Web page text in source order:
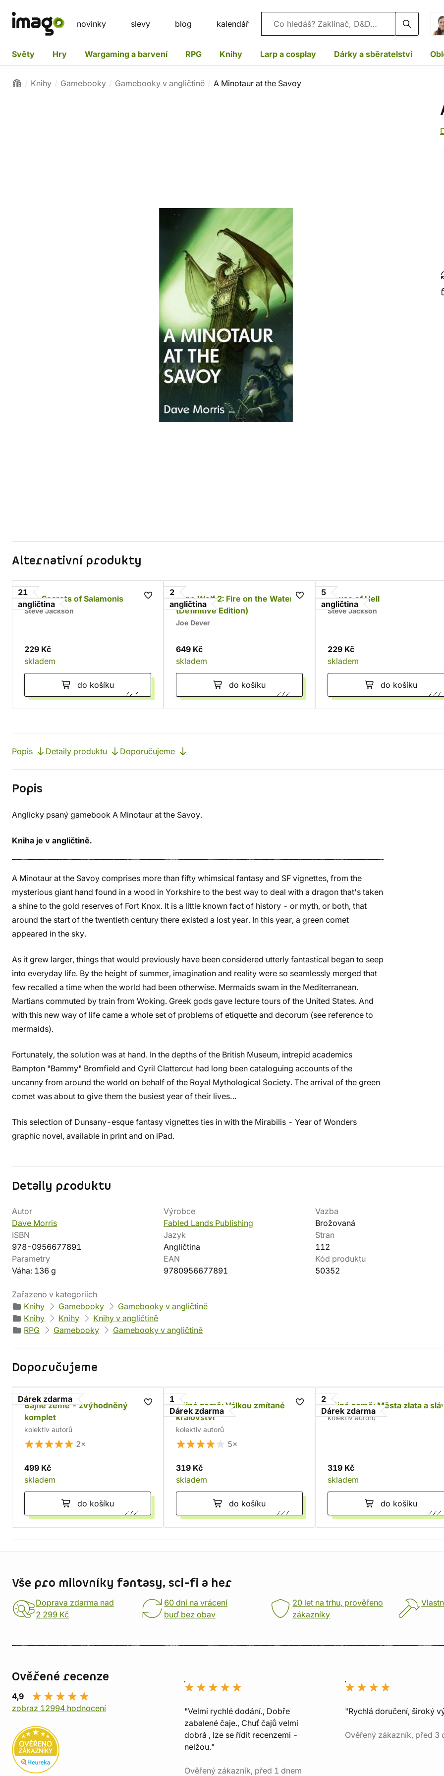
novinky slevy blog kalendář Vyhledávání
Světy Hry Wargaming a barvení RPG Knihy Larp a cosplay Dárky a sběratelství
Knihy Gamebooky Gamebooky v angličtině A Minotaur at the Savoy
Alternativní produkty
21
angličtina
The Secrets of Salamonis
Steve Jackson
229 Kč
skladem
do košíku
2
angličtina
Lone Wolf 2: Fire on the Water
(Definitive Edition)
Joe Dever
649 Kč
skladem
do košíku
5
angličtina
House of Hell
Steve Jackson
229 Kč
skladem
do košíku
Popis Detaily produktu Doporučujeme
Popis
Anglicky psaný gamebook A Minotaur at the Savoy.
Kniha je v angličtině.
A Minotaur at the Savoy comprises more than fifty whimsical fantasy and SF vignettes, from the
mysterious giant hand found in a wood in Yorkshire to the best way to deal with a dragon that's taken
a shine to the gold reserves of Fort Knox. It is a little known fact of history - or myth, or both, that
around the start of the twentieth century there existed a lost year. In this year, a green comet
appeared in the sky.
As it grew larger, things that would previously have been considered utterly fantastical began to seep
into everyday life. By the height of summer, imagination and reality were so seamlessly merged that
few recalled a time when the world had been otherwise. Mermaids swam in the Mediterranean.
Martians commuted by train from Woking. Greek gods gave lecture tours of the United States. And
with this new way of life came a whole set of problems of etiquette and decorum (see reference to
mermaids).
Fortunately, the solution was at hand. In the depths of the British Museum, intrepid academics
Bampton "Bammy" Bromfield and Cyril Clattercut had long been cataloguing accounts of the
uncanny from around the world on behalf of the Royal Mythological Society. The arrival of the green
comet was about to give them the busiest year of their lives…
This selection of Dunsany-esque fantasy vignettes ties in with the Mirabilis - Year of Wonders
graphic novel, available in print and on iPad.
Detaily produktu
Autor
Dave Morris
Výrobce
Fabled Lands Publishing
Vazba
Brožovaná
ISBN
978-0956677891
Jazyk
Angličtina
Stran
112
Parametry
Váha: 136 g
EAN
9780956677891
Kód produktu
50352
Zařazeno v kategoriích
Knihy
Gamebooky
Gamebooky v angličtině
Knihy
Knihy
Knihy v angličtině
RPG
Gamebooky Gamebooky v angličtině
Doporučujeme
Dárek zdarma
Bájné země - zvýhodněný
komplet
kolektiv autorů
2×
499 Kč
skladem
do košíku
1
Dárek zdarma
Bájné země: Válkou zmítané
království
kolektiv autorů
5×
319 Kč
skladem
do košíku
2
Dárek zdarma
Bájné země: Města zlata a
kolektiv autorů
319 Kč
skladem
do košíku
Vše pro milovníky fantasy, sci-fi a her
Doprava zdarma nad
2 299 Kč
60 dní na vrácení
buď bez obav
20 let na trhu, prověřeno
zákazníky
Ověřené recenze
4,9
zobraz 12994 hodnocení
"Velmi rychlé dodání., Dobře
zabalené čaje., Chuť čajů velmi
dobrá , lze se řídit recenzemi -
nelžou."
Ověřený zákazník, před 1 dnem
"Rychlá doručení, široký
Ověřený zákazník, před 3